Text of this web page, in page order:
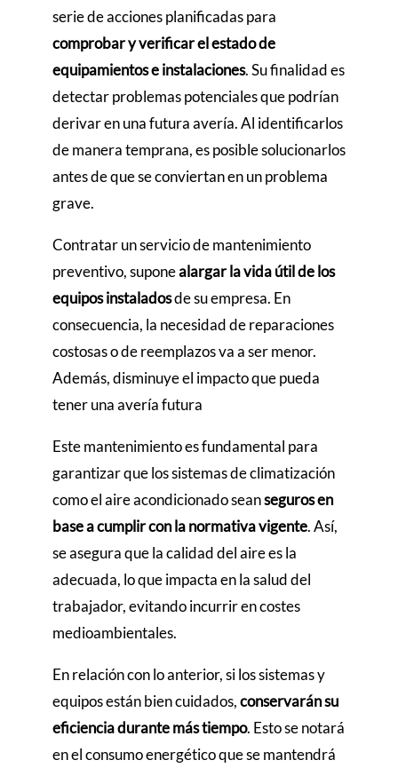
serie de acciones planificadas para
comprobar y verificar el estado de
equipamientos e instalaciones. Su finalidad es
detectar problemas potenciales que podrían
derivar en una futura avería. Al identificarlos
de manera temprana, es posible solucionarlos
antes de que se conviertan en un problema
grave.
Contratar un servicio de mantenimiento
preventivo, suponealargar la vida útil de los
equipos instaladosde su empresa. En
consecuencia, la necesidad de reparaciones
costosas o de reemplazos va a ser menor.
Además, disminuye el impacto que pueda
tener una avería futura
Este mantenimiento es fundamental para
garantizar que los sistemas de climatización
como el aire acondicionado seanseguros en
base a cumplir con la normativa vigente. Así,
se asegura que la calidad del aire es la
adecuada, lo que impacta en la salud del
trabajador, evitando incurrir en costes
medioambientales.
En relación con lo anterior, si los sistemas y
equipos están bien cuidados,conservarán su
eficiencia durante más tiempo. Esto se notará
en el consumo energético que se mantendrá